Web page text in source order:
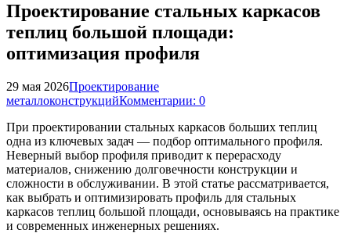
Проектирование стальных каркасов
теплиц большой площади:
оптимизация профиля
29 мая 2026Проектирование
металлоконструкцийКомментарии: 0
При проектировании стальных каркасов больших теплиц
одна из ключевых задач — подбор оптимального профиля.
Неверный выбор профиля приводит к перерасходу
материалов, снижению долговечности конструкции и
сложности в обслуживании. В этой статье рассматривается,
как выбрать и оптимизировать профиль для стальных
каркасов теплиц большой площади, основываясь на практике
и современных инженерных решениях.